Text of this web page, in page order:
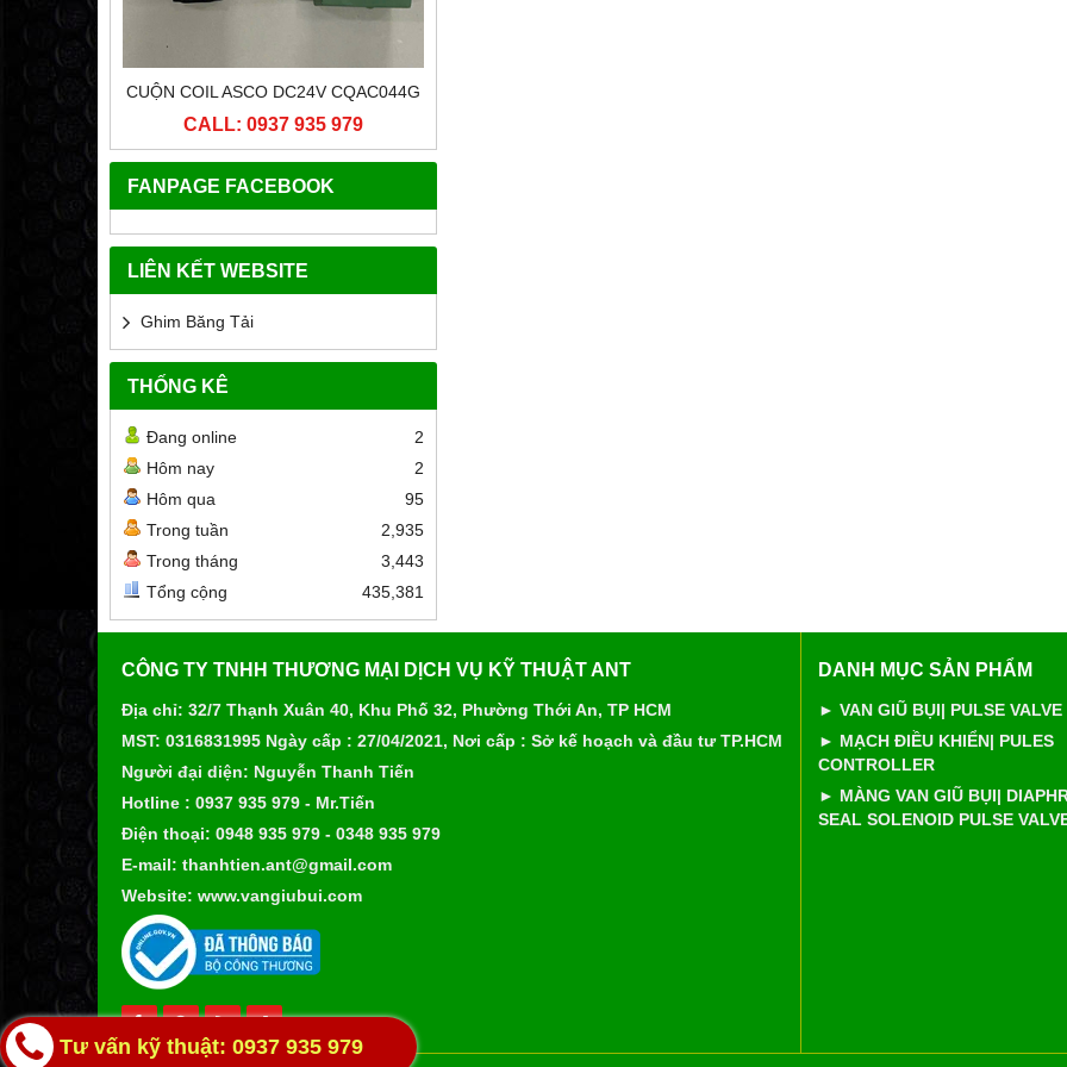
CUỘN COIL ASCO DC24V CQAC044G
CALL: 0937 935 979
FANPAGE FACEBOOK
LIÊN KẾT WEBSITE
Ghim Băng Tải
THỐNG KÊ
Đang online
2
Hôm nay
2
Hôm qua
95
Trong tuần
2,935
Trong tháng
3,443
Tổng cộng
435,381
CÔNG TY TNHH THƯƠNG MẠI DỊCH VỤ KỸ THUẬT ANT
Địa chỉ: 32/7 Thạnh Xuân 40, Khu Phố 32, Phường Thới An, TP HCM
MST: 0316831995 Ngày cấp : 27/04/2021, Nơi cấp : Sở kế hoạch và đầu tư TP.HCM
Người đại diện: Nguyễn Thanh Tiến
Hotline : 0937 935 979 - Mr.Tiến
Điện thoại: 0948 935 979 - 0348 935 979
E-mail: thanhtien.ant@gmail.com
Website: www.vangiubui.com
DANH MỤC SẢN PHẨM
► VAN GIŨ BỤI| PULSE VALVE
► MẠCH ĐIỀU KHIỂN| PULES
CONTROLLER
► MÀNG VAN GIŨ BỤI|
SEAL SOLENOID PULSE
Tư vấn kỹ thuật: 0937 935 979